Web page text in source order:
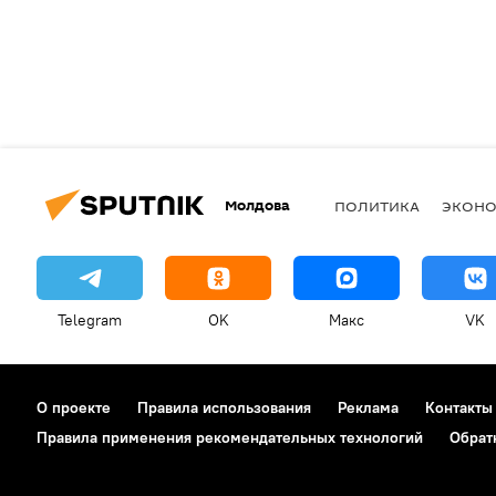
Молдова ПОЛИТИКА
Telegram OK Макс VK
О проекте Правила использования Реклама Контакты
Правила применения рекомендательных технологий